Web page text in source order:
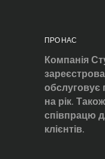
ПРО НАС
Компанія
обслуговує
на рік.
співпрацю
клієнтів.